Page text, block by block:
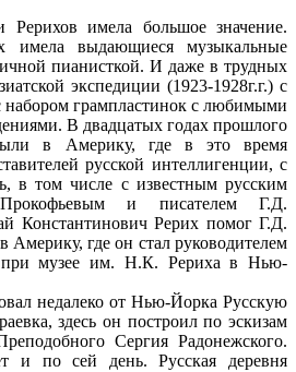
имела большое значение.
имела выдающиеся музыкальные
пианисткой. И даже в трудных
экспедиции (1923-1928г.г.) с
грампластинок с любимыми
В двадцатых годах прошлого
в Америку, где в это время
русской интеллигенции, с
в том числе с известным русским
и писателем Г.Д.
Константинович Рерих помог Г.Д.
Америку, где он стал руководителем
при музее им. Н.К. Рериха в Нью-
недалеко от Нью-Йорка Русскую
здесь он построил по эскизам
Сергия Радонежского.
и по сей день. Русская деревня